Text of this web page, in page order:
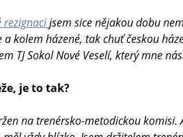
rezignacijsem sice nějakou dobu
kolem házené, tak chuť českou
TJ Sokol Nové Veselí, který mne
je to tak?
na trenérsko-metodickou komisi.